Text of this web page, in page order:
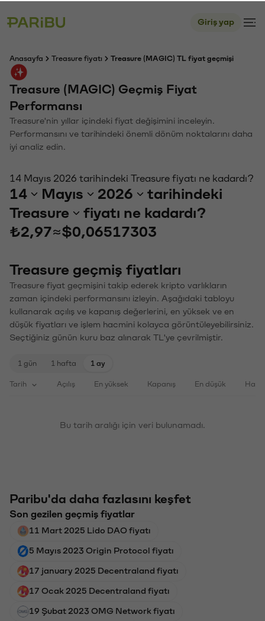
Giriş yap
Anasayfa Treasure fiyatı Treasure (MAGIC) TL fiyat geçmişi
Treasure (MAGIC) Geçmiş Fiyat
Performansı
Treasure'nin yıllar içindeki fiyat değişimini inceleyin.
Performansını ve tarihindeki önemli dönüm noktalarını daha
iyi analiz edin.
14 Mayıs 2026 tarihindeki Treasure fiyatı ne kadardı?
14 Mayıs 2026
tarihindeki
Treasure
fiyatı ne kadardı?
₺2,97≈$0,06517303
Treasure geçmiş fiyatları
Treasure fiyat geçmişini takip ederek kripto varlıkların
zaman içindeki performansını izleyin. Aşağıdaki tabloyu
kullanarak açılış ve kapanış değerlerini, en yüksek ve en
düşük fiyatları ve işlem hacmini kolayca görüntüleyebilirsiniz.
Seçtiğiniz günün kuru baz alınarak TL'ye çevrilmiştir.
1 gün 1 hafta 1 ay
Tarih Açılış En yüksek Kapanış En düşük
Bu tarih aralığı için veri bulunamadı.
Paribu'da daha fazlasını keşfet
Son gezilen geçmiş fiyatlar
11 Mart 2025 Lido DAO fiyatı
5 Mayıs 2023 Origin Protocol fiyatı
17 january 2025 Decentraland fiyatı
17 Ocak 2025 Decentraland fiyatı
19 Şubat 2023 OMG Network fiyatı